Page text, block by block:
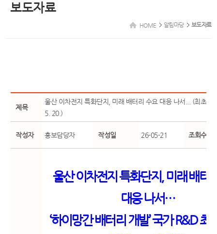
보도자료
HOME 알림마당 보도자료
제목
울산 이차전지 특화단지, 미래 배터리 수요 대응 나서... (최초
5. 20.)
작성자 홍보담당자 작성일 26-05-21 조회수
울산 이차전지 특화단지 ,미래 배터
대응 나서…
‘하이망간 배터리 개발’국가R&D최